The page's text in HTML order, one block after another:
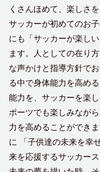
くさんほめて、楽しさ
サッカーが初めてのお
にも「サッカーが楽し
ます。人としての在り
な声かけと指導方針で
る中で身体能力を高め
能力を、サッカーを楽
ポーツでも楽しみなが
力を高めることができ
に 「子供達の未来を幸
来を応援するサッカー